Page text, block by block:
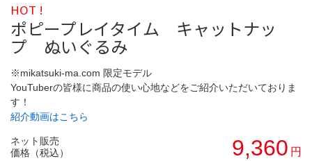
HOT !
ポピープレイタイム キャットナッ
プ ぬいぐるみ
※mikatsuki-ma.com 限定モデル
YouTuberの皆様に商品の使い心地などをご紹介いただいておりま
す！
紹介動画はこちら
ネット販売
価格（税込）
9,360 円